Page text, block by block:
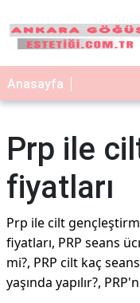
Anasayfa
Prp ile
fiyatları
Prp ile cilt
fiyatları, PRP seans
mi?, PRP cilt kaç
yaşında yapılır?,